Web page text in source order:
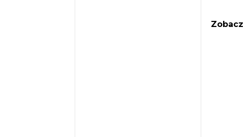
Zobacz